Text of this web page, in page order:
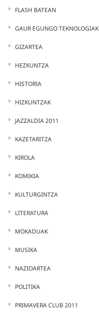
FLASH BATEAN
GAUR EGUNGO TEKNOLOGIAK
GIZARTEA
HEZKUNTZA
HISTORIA
HIZKUNTZAK
JAZZALDIA 2011
KAZETARITZA
KIROLA
KOMIKIA
KULTURGINTZA
LITERATURA
MOKADUAK
MUSIKA
NAZIOARTEA
POLITIKA
PRIMAVERA CLUB 2011